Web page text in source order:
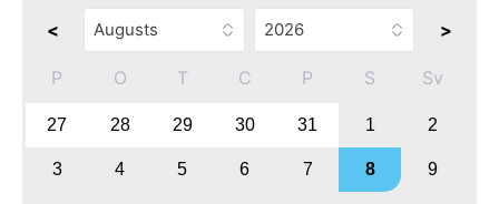
< >
P O T C P S Sv
27 28 29 30 31 1 2
3 4 5 6 7 8 9